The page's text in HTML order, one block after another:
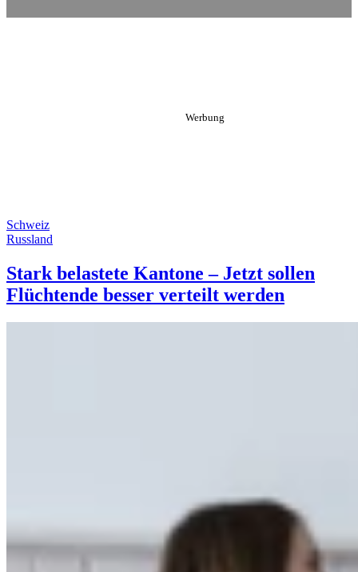
Schweiz
Russland
Stark belastete Kantone – Jetzt sollen
Flüchtende besser verteilt werden